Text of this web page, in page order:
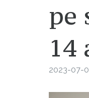
pe
14
2023-07-